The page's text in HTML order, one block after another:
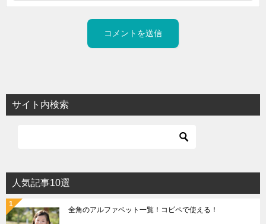
サイト内検索
人気記事10選
全角のアルファベット一覧！コピペで使える！